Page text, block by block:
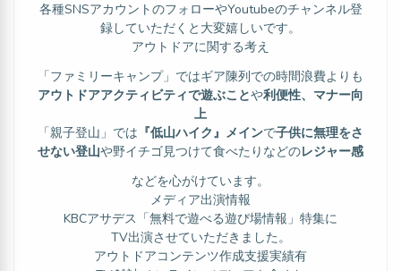
各種SNSアカウントのフォローやYoutubeのチャンネル登
録していただくと大変嬉しいです。
アウトドアに関する考え
「ファミリーキャンプ」ではギア陳列での時間浪費よりも
アウトドアアクティビティで遊ぶことや利便性、マナー向
上
「親子登山」では 『低山ハイク』メインで子供に無理をさ
せない登山や野イチゴ見つけて食べたりなどのレジャー感
などを心がけています。
メディア出演情報
KBCアサデス「無料で遊べる遊び場情報」特集に
TV出演させていただきました。
アウトドアコンテンツ作成支援実績有